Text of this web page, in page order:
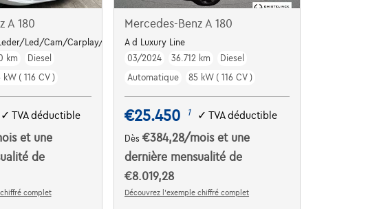
A 180
Led/Cam/Carplay/Pdc/Cruise *1j garantie*
km
Diesel
kW ( 116 CV )
✓ TVA déductible
et une
de
chiffré complet
Mercedes-Benz A 180
A d Luxury Line
03/2024
36.712 km
Diesel
Automatique
85 kW ( 116 CV )
€25.450 1 ✓TVA déductible
Dès€384,28/moiset une
dernière mensualité de
€8.019,28
Découvrez l’exemple chiffré complet